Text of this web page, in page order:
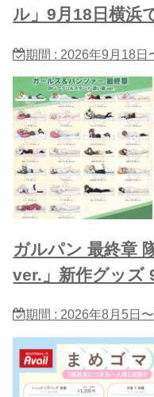
ル」9月18日横浜
期間 : 2026年9月18日
ガルパン 最終章
ver.」新作グッズ
期間 : 2026年8月5日